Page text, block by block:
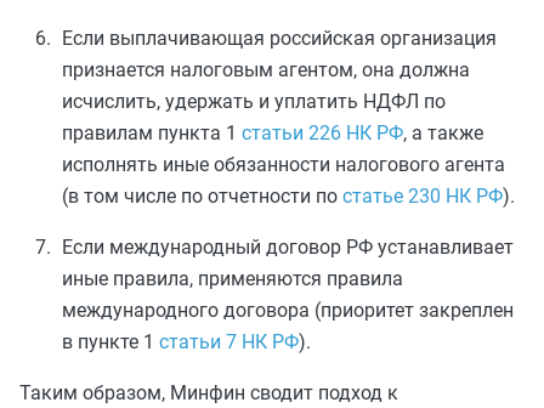
Если выплачивающая российская организация
признается налоговым агентом, она должна
исчислить, удержать и уплатить НДФЛ по
правилам пункта 1 статьи 226 НК РФ, а также
исполнять иные обязанности налогового агента
(в том числе по отчетности по статье 230 НК РФ).
Если международный договор РФ устанавливает
иные правила, применяются правила
международного договора (приоритет закреплен
в пункте 1 статьи 7 НК РФ).
Таким образом, Минфин сводит подход к